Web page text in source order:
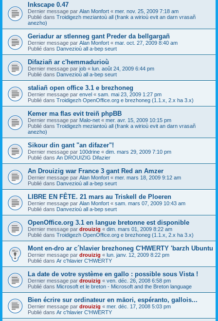
Inkscape 0.47
Dernier message par Alan Monfort « mer. nov. 25, 2009 7:18 am
Publié dans Troidigezh meziantoù all (frank a wirioù evit an darn vrasañ
anezho)
Geriadur ar stlenneg gant Preder da bellgargañ
Dernier message par Alan Monfort « mar. oct. 27, 2009 8:40 am
Publié dans Danvezioù all a-bep seurt
Difaziañ ar c'hemmadurioù
Dernier message par job « lun. août 24, 2009 6:44 pm
Publié dans Danvezioù all a-bep seurt
staliañ open office 3.1 e brezhoneg
Dernier message par envel « sam. mai 23, 2009 1:27 pm
Publié dans Troidigezh OpenOffice.org e brezhoneg (1.1.x, 2.x ha 3.x)
Kemer ma flas evit treiñ phpBB
Dernier message par Malo-net « mer. avr. 15, 2009 10:15 pm
Publié dans Troidigezh meziantoù all (frank a wirioù evit an darn vrasañ
anezho)
Sikour din gant "an difazer"!
Dernier message par 100drine « dim. mars 29, 2009 7:10 pm
Publié dans An DROUIZIG Difazier
An Drouizig war France 3 gant Red an Amzer
Dernier message par Alan Monfort « mer. mars 18, 2009 9:12 am
Publié dans Danvezioù all a-bep seurt
LIBRE EN FÊTE. 21 mars au Triskell de Ploeren
Dernier message par Alan Monfort « sam. mars 07, 2009 10:43 am
Publié dans Danvezioù all a-bep seurt
OpenOffice.org 3.1 en langue bretonne est disponible
Dernier message par drouizig « dim. mars 01, 2009 8:22 am
Publié dans Troidigezh OpenOffice.org e brezhoneg (1.1.x, 2.x ha 3.x)
Mont en-dro ar c´hlavier brezhoneg C'HWERTY 'barzh Ubuntu
Dernier message par drouizig « lun. janv. 12, 2009 8:22 pm
Publié dans Ar c'hlavier C'HWERTY
La date de votre système en gallo : possible sous Vista !
Dernier message par drouizig « ven. déc. 26, 2008 6:58 pm
Publié dans Microsoft et le breton - Microsoft and the Breton language
Bien écrire sur ordinateur en māori, espéranto, gallois...
Dernier message par drouizig « mer. déc. 17, 2008 5:03 pm
Publié dans Ar c'hlavier C'HWERTY